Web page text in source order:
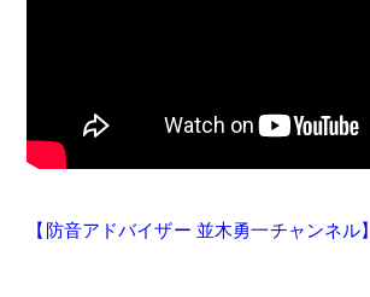
【防音アドバイザー 並木勇一チャンネル】